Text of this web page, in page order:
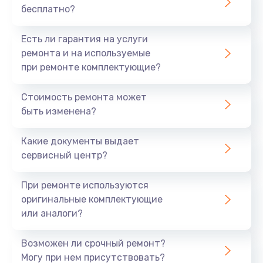
Заказать
Не заряжается
Восстановление после попадания влаги
Заказать
бесплатно?
Есть ли гарантия на услуги
ремонта и на используемые
при ремонте комплектующие?
Стоимость ремонта может
быть изменена?
Какие документы выдает
сервисный центр?
При ремонте используются
оригинальные комплектующие
или аналоги?
Возможен ли срочный ремонт?
Могу при нем присутствовать?